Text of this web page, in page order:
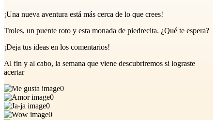
¡Una nueva aventura está más cerca de lo que crees!
Troles, un puente roto y esta monada de piedrecita. ¿Qué te espera?
¡Deja tus ideas en los comentarios!
Al fin y al cabo, la semana que viene descubriremos si lograste
acertar
0
0
0
0